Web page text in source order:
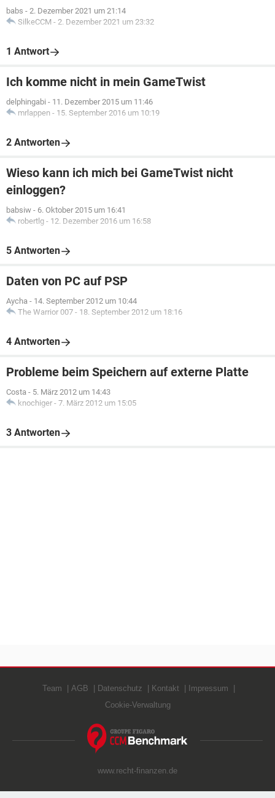
babs - 2. Dezember 2021 um 21:14
SilkeCCM - 2. Dezember 2021 um 23:32
1 Antwort
Ich komme nicht in mein GameTwist
delphingabi - 11. Dezember 2015 um 11:46
mrlappen - 15. September 2016 um 10:19
2 Antworten
Wieso kann ich mich bei GameTwist nicht
einloggen?
babsiw - 6. Oktober 2015 um 16:41
robertlg - 12. Dezember 2016 um 16:58
5 Antworten
Daten von PC auf PSP
Aycha - 14. September 2012 um 10:44
The Warrior 007 - 18. September 2012 um 18:16
4 Antworten
Probleme beim Speichern auf externe Platte
Costa - 5. März 2012 um 14:43
knochiger - 7. März 2012 um 15:05
3 Antworten
Team AGB Datenschutz Kontakt
Impressum
Cookie-Verwaltung
www.recht-finanzen.de